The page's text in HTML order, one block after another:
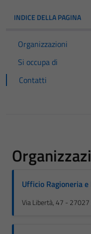
INDICE DELLA PAGINA
Organizzazioni
Si occupa di
Contatti
Ufficio Ragioneria
Via Libertà, 47 - 27027